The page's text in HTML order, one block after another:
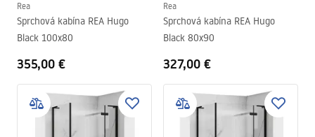
Rea
Sprchová kabína REA Hugo
Black 100x80
355,00 €
Rea
Sprchová kabína REA Hugo
Black 80x90
327,00 €